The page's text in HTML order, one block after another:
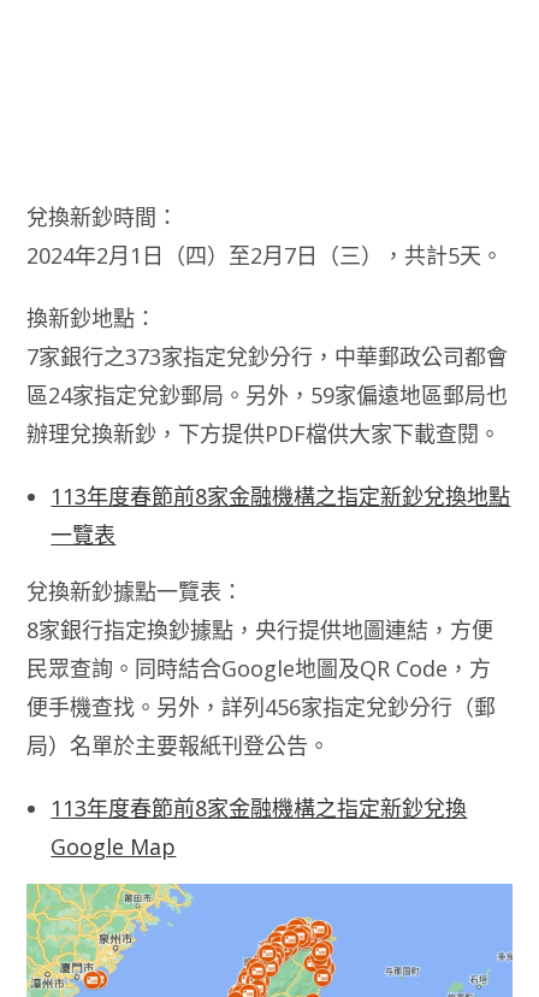
兌換新鈔時間：
2024年2月1日（四）至2月7日（三），共計5天。
換新鈔地點：
7家銀行之373家指定兌鈔分行，中華郵政公司都會
區24家指定兌鈔郵局。另外，59家偏遠地區郵局也
辦理兌換新鈔，下方提供PDF檔供大家下載查閱。
113年度春節前8家金融機構之指定新鈔兌換地點
一覽表
兌換新鈔據點一覽表：
8家銀行指定換鈔據點，央行提供地圖連結，方便
民眾查詢。同時結合Google地圖及QR Code，方
便手機查找。另外，詳列456家指定兌鈔分行（郵
局）名單於主要報紙刊登公告。
113年度春節前8家金融機構之指定新鈔兌換
Google Map